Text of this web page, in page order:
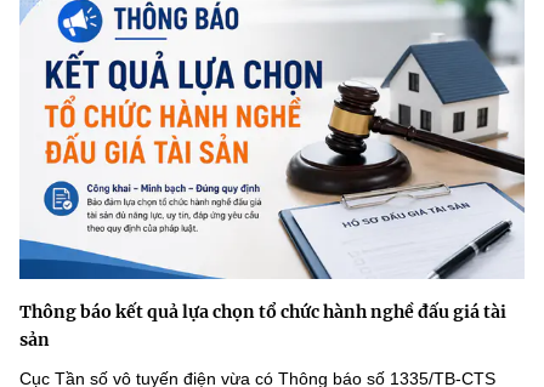
Thông báo kết quả lựa chọn tổ chức hành nghề đấu giá tài
sản
Cục Tần số vô tuyến điện vừa có Thông báo số 1335/TB-CTS